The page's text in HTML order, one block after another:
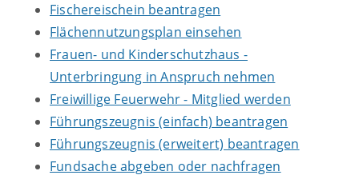
Fischereischein beantragen
Flächennutzungsplan einsehen
Frauen- und Kinderschutzhaus -
Unterbringung in Anspruch nehmen
Freiwillige Feuerwehr - Mitglied werden
Führungszeugnis (einfach) beantragen
Führungszeugnis (erweitert) beantragen
Fundsache abgeben oder nachfragen